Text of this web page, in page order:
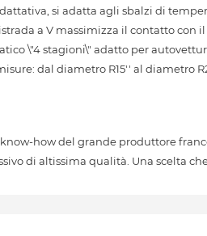
si adatta agli sbalzi di
a V massimizza il contatto con
\"4 stagioni\" adatto per
dal diametro R15'' al diametro
how del grande produttore
di altissima qualità. Una scelta